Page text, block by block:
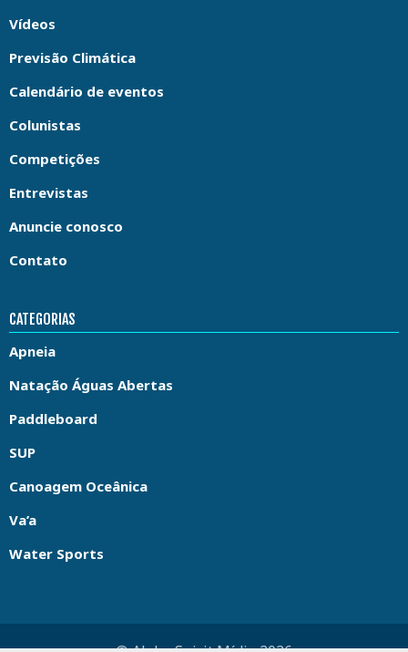
Vídeos
Previsão Climática
Calendário de eventos
Colunistas
Competições
Entrevistas
Anuncie conosco
Contato
CATEGORIAS
Apneia
Natação Águas Abertas
Paddleboard
SUP
Canoagem Oceânica
Va’a
Water Sports